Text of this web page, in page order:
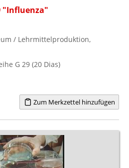
"Influenza"
/ Lehrmittelproduktion,
G 29 (20 Dias)
Zum Merkzettel hinzufügen